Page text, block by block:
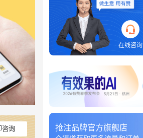
咨询
在线咨询
抢注品牌官方旗舰店